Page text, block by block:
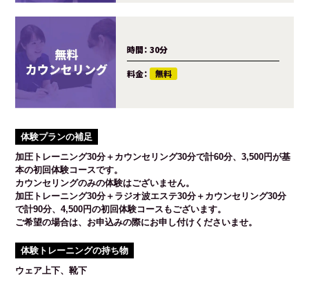
時間： 30分
料金： 無料
体験プランの補足
加圧トレーニング30分＋カウンセリング30分で計60分、3,500円が基
本の初回体験コースです。
カウンセリングのみの体験はございません。
加圧トレーニング30分＋ラジオ波エステ30分＋カウンセリング30分
で計90分、4,500円の初回体験コースもございます。
ご希望の場合は、お申込みの際にお申し付けくださいませ。
体験トレーニングの持ち物
ウェア上下、靴下